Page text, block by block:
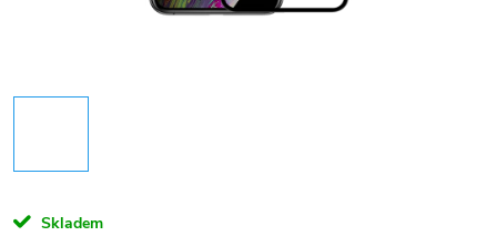
Skladem